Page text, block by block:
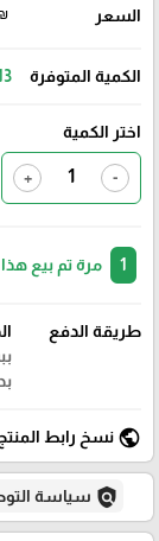
السعر
الكمية المتوفرة
اختر الكمية
-
+
مرة تم بيع
طريقة الدفع
public نسخ رابط المنتج
policy سياسة